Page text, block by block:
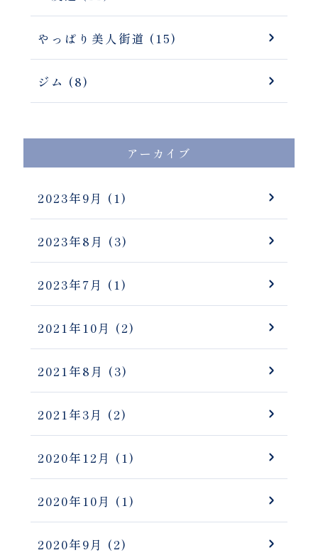
やっぱり美人街道 (15)
ジム (8)
アーカイブ
2023年9月 (1)
2023年8月 (3)
2023年7月 (1)
2021年10月 (2)
2021年8月 (3)
2021年3月 (2)
2020年12月 (1)
2020年10月 (1)
2020年9月 (2)